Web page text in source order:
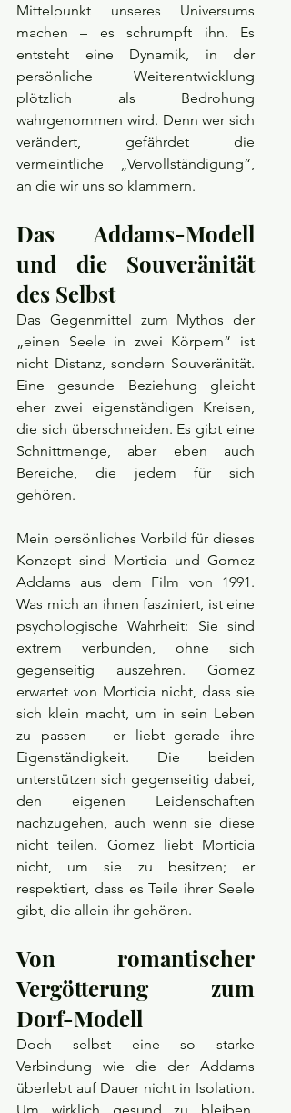
Mittelpunkt unseres Universums
machen – es schrumpft ihn. Es
entsteht eine Dynamik, in der
persönliche Weiterentwicklung
plötzlich als Bedrohung
wahrgenommen wird. Denn wer sich
verändert, gefährdet die
vermeintliche „Vervollständigung“,
an die wir uns so klammern.
Das Addams-Modell
und die Souveränität
des Selbst
Das Gegenmittel zum Mythos der
„einen Seele in zwei Körpern“ ist
nicht Distanz, sondern Souveränität.
Eine gesunde Beziehung gleicht
eher zwei eigenständigen Kreisen,
die sich überschneiden. Es gibt eine
Schnittmenge, aber eben auch
Bereiche, die jedem für sich
gehören.
Mein persönliches Vorbild für dieses
Konzept sind Morticia und Gomez
Addams aus dem Film von 1991.
Was mich an ihnen fasziniert, ist eine
psychologische Wahrheit: Sie sind
extrem verbunden, ohne sich
gegenseitig auszehren. Gomez
erwartet von Morticia nicht, dass sie
sich klein macht, um in sein Leben
zu passen – er liebt gerade ihre
Eigenständigkeit. Die beiden
unterstützen sich gegenseitig dabei,
den eigenen Leidenschaften
nachzugehen, auch wenn sie diese
nicht teilen. Gomez liebt Morticia
nicht, um sie zu besitzen; er
respektiert, dass es Teile ihrer Seele
gibt, die allein ihr gehören.
Von romantischer
Vergötterung zum
Dorf-Modell
Doch selbst eine so starke
Verbindung wie die der Addams
überlebt auf Dauer nicht in Isolation.
Um wirklich gesund zu bleiben,